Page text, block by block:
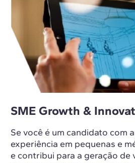
SME Growth &
Se você é um candidato com
experiência em pequenas e
e contribui para a geração de